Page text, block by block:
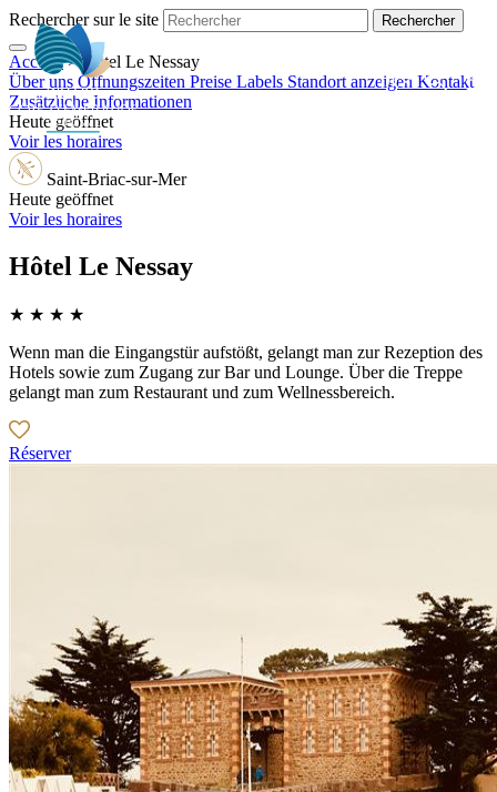
Rechercher sur le site
DE
Accueil>Hôtel Le Nessay
Über uns Öffnungszeiten Preise Labels Standort anzeigen Kontakt
Zusätzliche Informationen
Heute geöffnet
Voir les horaires
Saint-Briac-sur-Mer
Heute geöffnet
Voir les horaires
Hôtel Le Nessay
★ ★ ★ ★
Wenn man die Eingangstür aufstößt, gelangt man zur Rezeption des
Hotels sowie zum Zugang zur Bar und Lounge. Über die Treppe
gelangt man zum Restaurant und zum Wellnessbereich.
Réserver